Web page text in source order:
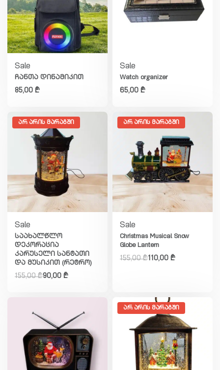
Sale
ჩანთა დინამიკით
85,00 ₾
Sale
Watch organizer
65,00 ₾
ᲐᲠ ᲐᲠᲘᲡ ᲛᲐᲠᲐᲒᲨᲘ
Sale
საახალწლო
დეკორაცია
კარუსელი სანტათი
და მუსიკით (რეტრო)
155,00₾90,00 ₾
ᲐᲠ ᲐᲠᲘᲡ ᲛᲐᲠᲐᲒᲨᲘ
Sale
Christmas Musical Snow
Globe Lantern
155,00₾110,00 ₾
ᲐᲠ ᲐᲠᲘᲡ ᲛᲐᲠᲐᲒᲨᲘ